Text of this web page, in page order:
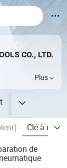
CO., LTD.
Plus
Clé à
de